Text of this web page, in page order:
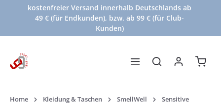
Zum Hauptinhalt springen
kostenfreier Versand innerhalb Deutschlands ab
49 € (für Endkunden), bzw. ab 99 € (für Club-
Kunden)
Home Kleidung & Taschen SmellWell Sensitive